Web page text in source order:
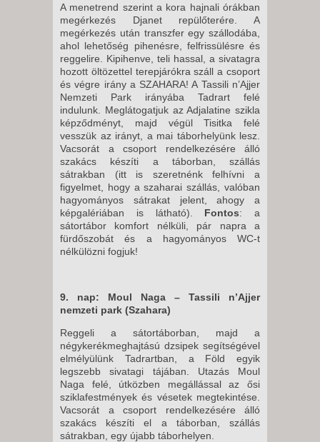
A menetrend szerint a kora hajnali órákban
megérkezés Djanet repülőterére. A
megérkezés után transzfer egy szállodába,
ahol lehetőség pihenésre, felfrissülésre és
reggelire. Kipihenve, teli hassal, a sivatagra
hozott öltözettel terepjárókra száll a csoport
és végre irány a SZAHARA! A Tassili n’Ajjer
Nemzeti Park irányába Tadrart felé
indulunk. Meglátogatjuk az Adjalatine szikla
képződményt, majd végül Tisitka felé
vesszük az irányt, a mai táborhelyünk lesz.
Vacsorát a csoport rendelkezésére álló
szakács készíti a táborban, szállás
sátrakban (itt is szeretnénk felhívni a
figyelmet, hogy a szaharai szállás, valóban
hagyományos sátrakat jelent, ahogy a
képgalériában is látható). Fontos: a
sátortábor komfort nélküli, pár napra a
fürdőszobát és a hagyományos WC-t
nélkülözni fogjuk!
9. nap: Moul Naga – Tassili n’Ajjer
nemzeti park (Szahara)
Reggeli a sátortáborban, majd a
négykerékmeghajtású dzsipek segítségével
elmélyülünk Tadrartban, a Föld egyik
legszebb sivatagi tájában. Utazás Moul
Naga felé, útközben megállással az ősi
sziklafestmények és vésetek megtekintése.
Vacsorát a csoport rendelkezésére álló
szakács készíti el a táborban, szállás
sátrakban, egy újabb táborhelyen.